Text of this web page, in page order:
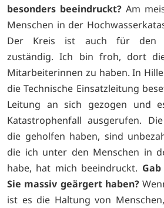
besonders beeindruckt? Am
Menschen in der
Der Kreis ist auch für den
zuständig. Ich bin froh, dort
Mitarbeiterinnen zu haben. In
die Technische Einsatzleitung
Leitung an sich gezogen und
Katastrophenfall ausgerufen.
die geholfen haben, sind
die ich unter den Menschen in
habe, hat mich beeindruckt.
Sie massiv geärgert haben?
ist es die Haltung von